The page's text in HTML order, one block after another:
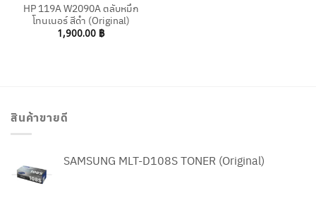
HP 119A W2090A ตลับหมึก
โทนเนอร์ สีดำ (Original)
1,900.00 ฿
สินค้าขายดี
SAMSUNG MLT-D108S TONER (Original)